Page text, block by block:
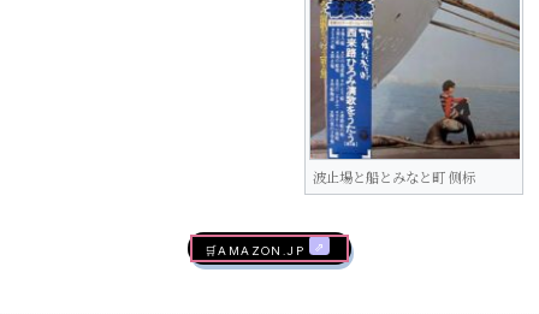
波止場と船とみなと町 侧标
🛒AMAZON.jp